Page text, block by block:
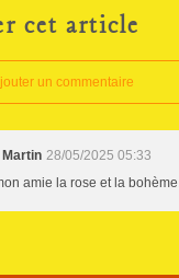
cet article
un commentaire
Martin 28/05/2025 05:33
amie la rose et la